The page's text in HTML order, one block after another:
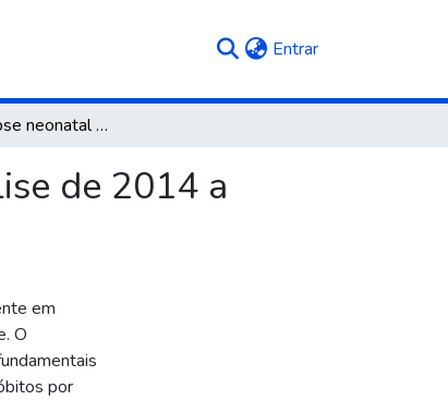
Entrar(current)
Óbitos por sepse neonatal no Rio Grande do Sul: análise de 2014 a 2023
de 2014 a
em
O
por